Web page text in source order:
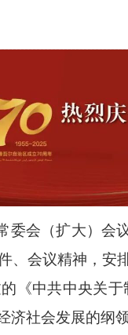
委会（扩大）
会议精神，安
《中共中央关
济社会发展的纲